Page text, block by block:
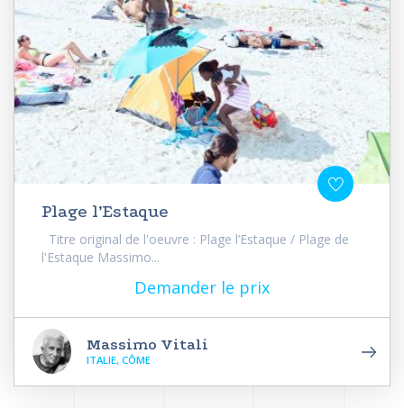
Plage l’Estaque
Titre original de l'oeuvre : Plage l’Estaque / Plage de
l'Estaque Massimo...
Demander le prix
Massimo Vitali
ITALIE, CÔME